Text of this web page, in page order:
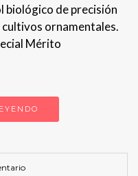
biológico de precisión
ornamentales.
Mérito